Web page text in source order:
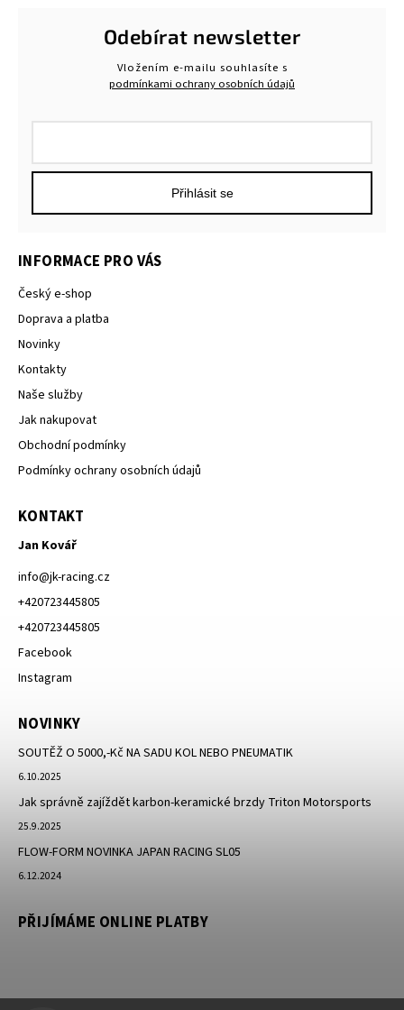
INFORMACE PRO VÁS
Český e-shop
Doprava a platba
Novinky
Kontakty
Naše služby
Jak nakupovat
Obchodní podmínky
Podmínky ochrany osobních údajů
KONTAKT
Jan Kovář
info@jk-racing.cz
+420723445805
+420723445805
Facebook
Instagram
NOVINKY
SOUTĚŽ O 5000,-Kč NA SADU KOL NEBO PNEUMATIK
6.10.2025
Jak správně zajíždět karbon-keramické brzdy Triton Motorsports
25.9.2025
FLOW-FORM NOVINKA JAPAN RACING SL05
6.12.2024
PŘIJÍMÁME ONLINE PLATBY
Odebírat newsletter
Vložením e-mailu souhlasíte s
podmínkami ochrany osobních údajů
Přihlásit se